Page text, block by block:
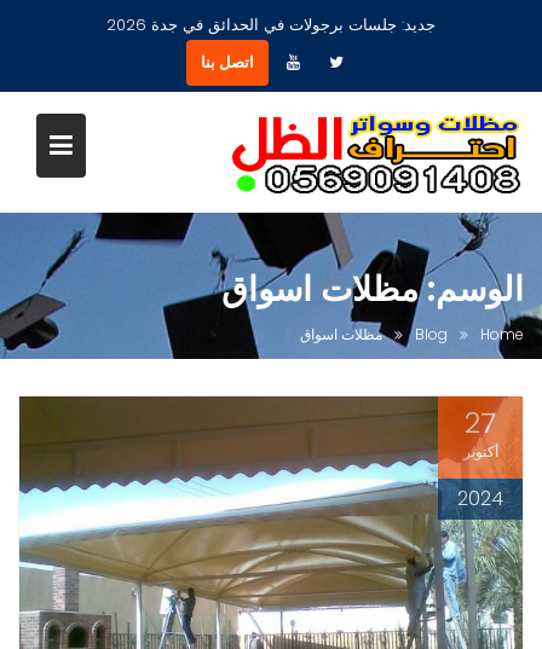
جديد: جلسات برجولات في الحدائق في جدة 2026
اتصل بنا
الوسم:مظلات اسواق
Home
Blog مظلات اسواق
27
أكتوبر
2024